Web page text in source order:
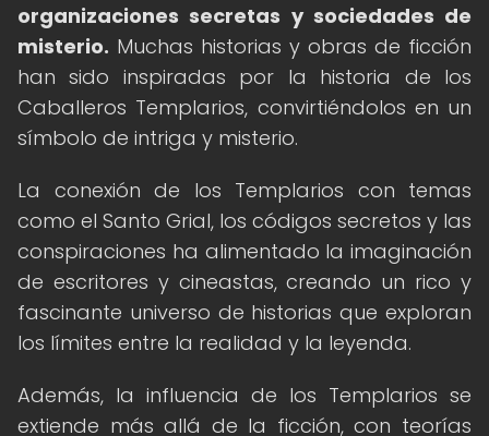
organizaciones secretas y sociedades de
misterio. Muchas historias y obras de ficción
han sido inspiradas por la historia de los
Caballeros Templarios, convirtiéndolos en un
símbolo de intriga y misterio.
La conexión de los Templarios con temas
como el Santo Grial, los códigos secretos y las
conspiraciones ha alimentado la imaginación
de escritores y cineastas, creando un rico y
fascinante universo de historias que exploran
los límites entre la realidad y la leyenda.
Además, la influencia de los Templarios se
extiende más allá de la ficción, con teorías